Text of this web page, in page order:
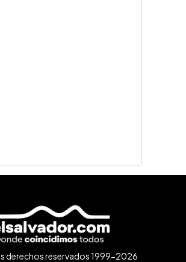
derechos reservados 1999-2026